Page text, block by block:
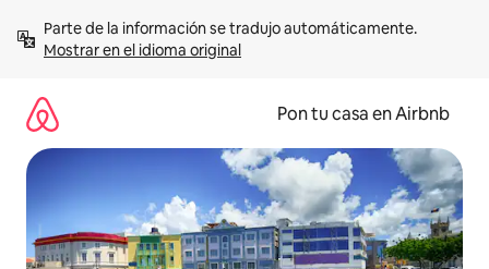
contenidoMostrar en el idioma original
Pon tu casa en Airbnb